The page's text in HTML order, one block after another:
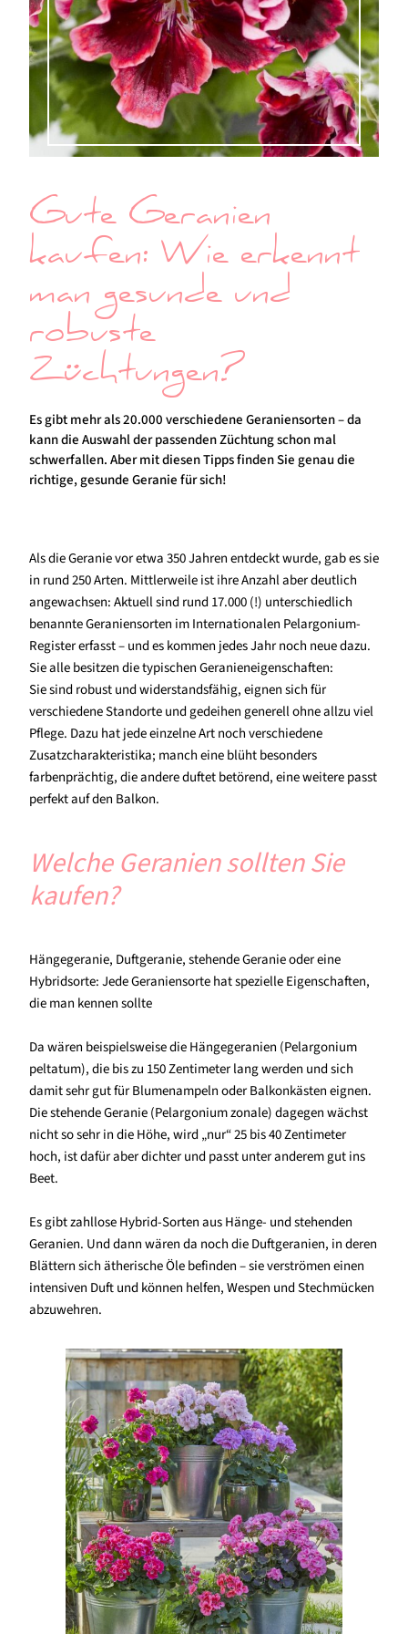
Gute Geranien
kaufen: Wie erkennt
man gesunde und
robuste
Züchtungen?
Es gibt mehr als 20.000 verschiedene Geraniensorten – da
kann die Auswahl der passenden Züchtung schon mal
schwerfallen. Aber mit diesen Tipps finden Sie genau die
richtige, gesunde Geranie für sich!
Als die Geranie vor etwa 350 Jahren entdeckt wurde, gab es sie
in rund 250 Arten. Mittlerweile ist ihre Anzahl aber deutlich
angewachsen: Aktuell sind rund 17.000 (!) unterschiedlich
benannte Geraniensorten im Internationalen Pelargonium-
Register erfasst – und es kommen jedes Jahr noch neue dazu.
Sie alle besitzen die typischen Geranieneigenschaften:
Sie sind robust und widerstandsfähig, eignen sich für
verschiedene Standorte und gedeihen generell ohne allzu viel
Pflege. Dazu hat jede einzelne Art noch verschiedene
Zusatzcharakteristika; manch eine blüht besonders
farbenprächtig, die andere duftet betörend, eine weitere passt
perfekt auf den Balkon.
Welche Geranien sollten Sie
kaufen?
Hängegeranie, Duftgeranie, stehende Geranie oder eine
Hybridsorte: Jede Geraniensorte hat spezielle Eigenschaften,
die man kennen sollte
Da wären beispielsweise die Hängegeranien (Pelargonium
peltatum), die bis zu 150 Zentimeter lang werden und sich
damit sehr gut für Blumenampeln oder Balkonkästen eignen.
Die stehende Geranie (Pelargonium zonale) dagegen wächst
nicht so sehr in die Höhe, wird „nur“ 25 bis 40 Zentimeter
hoch, ist dafür aber dichter und passt unter anderem gut ins
Beet.
Es gibt zahllose Hybrid-Sorten aus Hänge- und stehenden
Geranien. Und dann wären da noch die Duftgeranien, in deren
Blättern sich ätherische Öle befinden – sie verströmen einen
intensiven Duft und können helfen, Wespen und Stechmücken
abzuwehren.